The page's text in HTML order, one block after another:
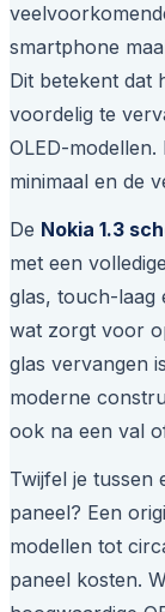
smartphone
Dit betekent dat
voordelig te
OLED-
minimaal en de
De Nokia 1.3
met een
glas, touch-laag
wat zorgt voor
glas vervangen
moderne
ook na een val
Twijfel je tussen
paneel? Een
modellen tot
paneel kosten.